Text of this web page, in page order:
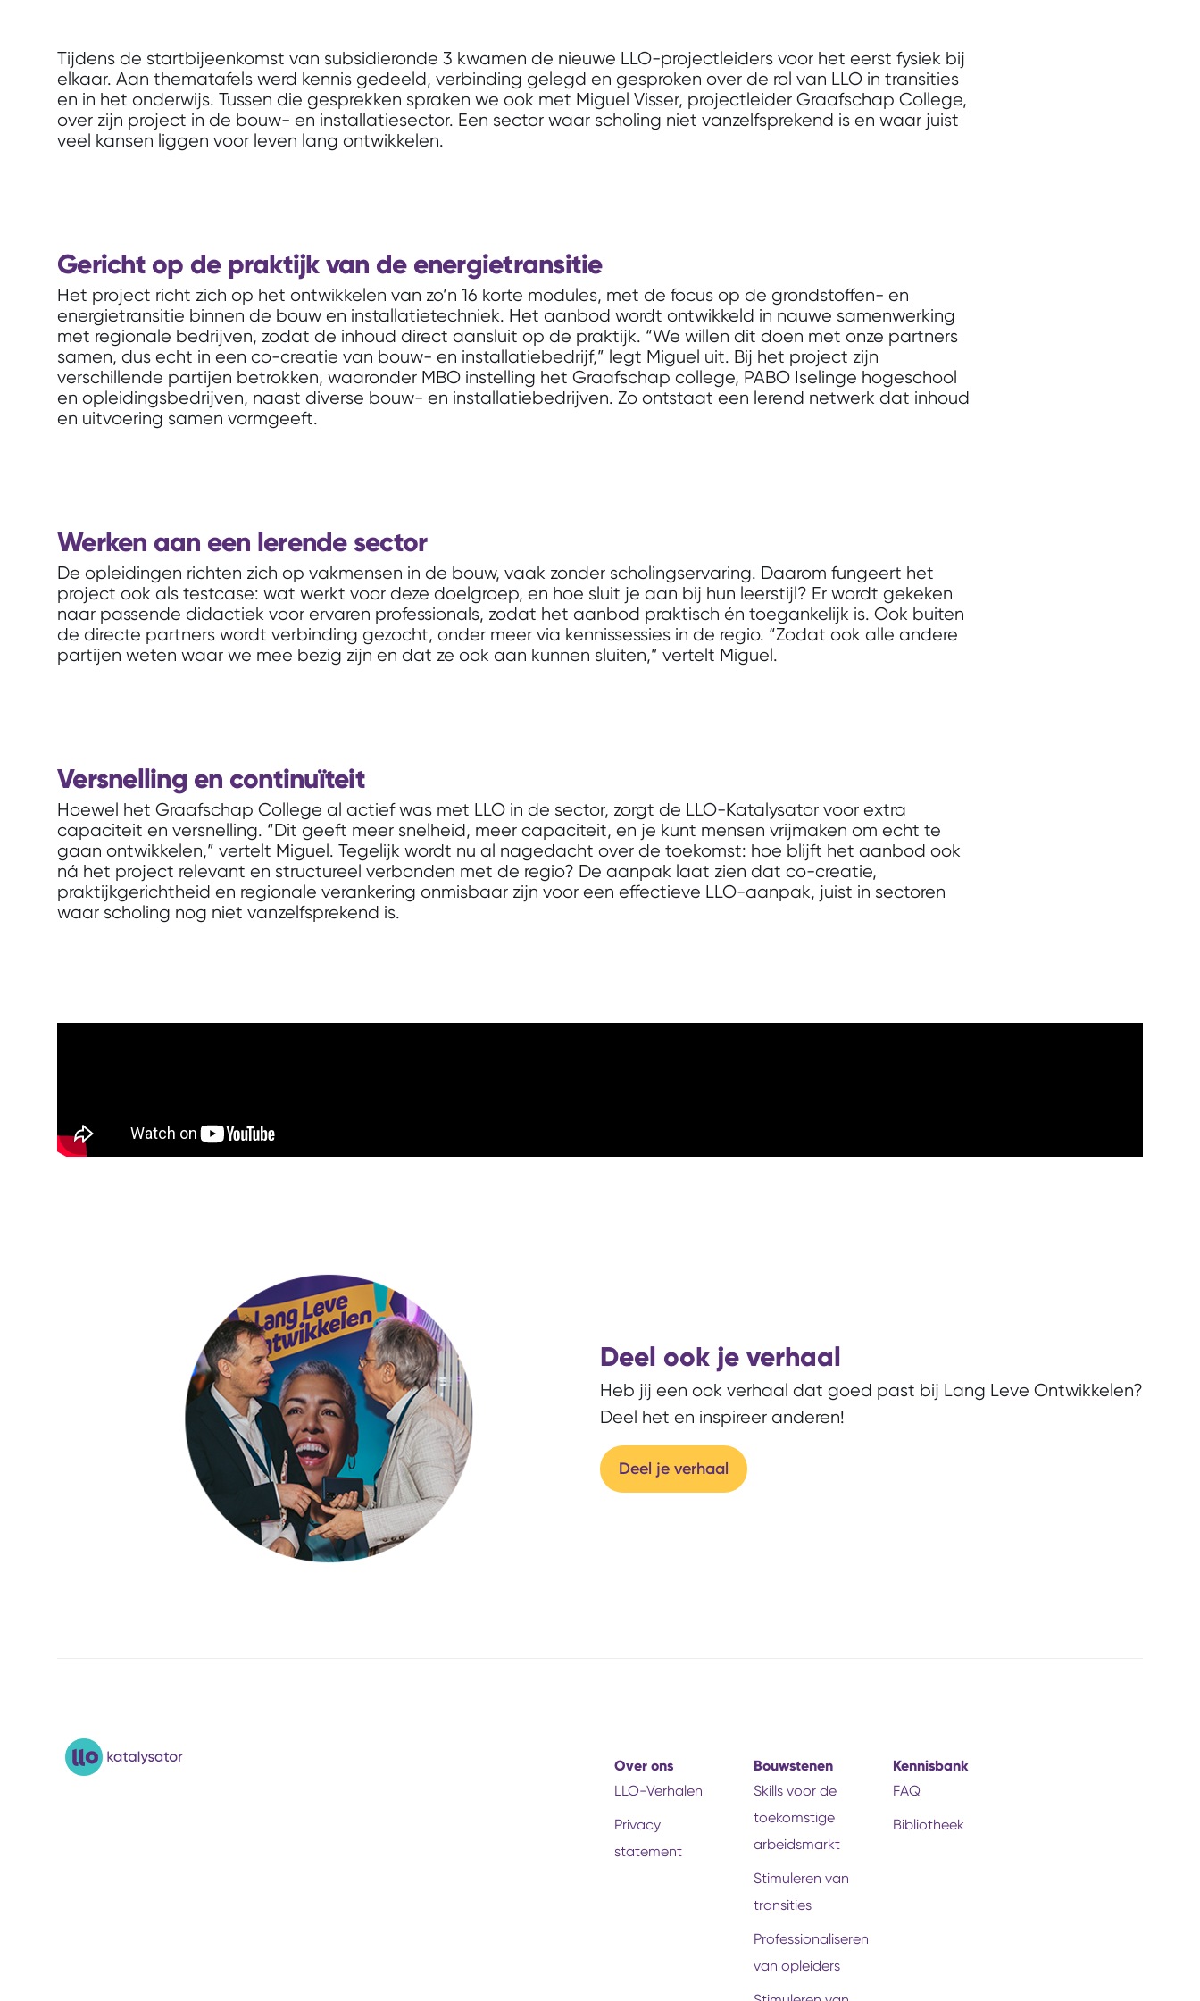
Tijdens de startbijeenkomst van subsidieronde 3 kwamen de nieuwe LLO-projectleiders voor het eerst fysiek bij
elkaar. Aan thematafels werd kennis gedeeld, verbinding gelegd en gesproken over de rol van LLO in transities
en in het onderwijs. Tussen die gesprekken spraken we ook met Miguel Visser, projectleider Graafschap College,
over zijn project in de bouw- en installatiesector. Een sector waar scholing niet vanzelfsprekend is en waar juist
veel kansen liggen voor leven lang ontwikkelen.
Gericht op de praktijk van de energietransitie
Het project richt zich op het ontwikkelen van zo’n 16 korte modules, met de focus op de grondstoffen- en
energietransitie binnen de bouw en installatietechniek. Het aanbod wordt ontwikkeld in nauwe samenwerking
met regionale bedrijven, zodat de inhoud direct aansluit op de praktijk. “We willen dit doen met onze partners
samen, dus echt in een co-creatie van bouw- en installatiebedrijf,” legt Miguel uit. Bij het project zijn
verschillende partijen betrokken, waaronder MBO instelling het Graafschap college, PABO Iselinge hogeschool
en opleidingsbedrijven, naast diverse bouw- en installatiebedrijven. Zo ontstaat een lerend netwerk dat inhoud
en uitvoering samen vormgeeft.
Werken aan een lerende sector
De opleidingen richten zich op vakmensen in de bouw, vaak zonder scholingservaring. Daarom fungeert het
project ook als testcase: wat werkt voor deze doelgroep, en hoe sluit je aan bij hun leerstijl? Er wordt gekeken
naar passende didactiek voor ervaren professionals, zodat het aanbod praktisch én toegankelijk is. Ook buiten
de directe partners wordt verbinding gezocht, onder meer via kennissessies in de regio. “Zodat ook alle andere
partijen weten waar we mee bezig zijn en dat ze ook aan kunnen sluiten,” vertelt Miguel.
Versnelling en continuïteit
Hoewel het Graafschap College al actief was met LLO in de sector, zorgt de LLO-Katalysator voor extra
capaciteit en versnelling. “Dit geeft meer snelheid, meer capaciteit, en je kunt mensen vrijmaken om echt te
gaan ontwikkelen,” vertelt Miguel. Tegelijk wordt nu al nagedacht over de toekomst: hoe blijft het aanbod ook
ná het project relevant en structureel verbonden met de regio? De aanpak laat zien dat co-creatie,
praktijkgerichtheid en regionale verankering onmisbaar zijn voor een effectieve LLO-aanpak, juist in sectoren
waar scholing nog niet vanzelfsprekend is.
Deel ook je verhaal
Heb jij een ook verhaal dat goed past bij Lang Leve Ontwikkelen?
Deel het en inspireer anderen!
Deel je verhaal
Over ons
LLO-Verhalen
Privacy
statement
Bouwstenen
Skills voor de
toekomstige
arbeidsmarkt
Stimuleren van
transities
Professionaliseren
van opleiders
Kennisbank
FAQ
Bibliotheek